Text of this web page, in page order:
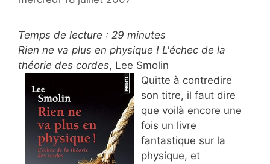
Temps de lecture : 29 minutes
Rien ne va plus en physique ! L'échec de la
théorie des cordes, Lee Smolin
Quitte à contredire
son titre, il faut dire
que voilà encore une
fois un livre
fantastique sur la
physique, et